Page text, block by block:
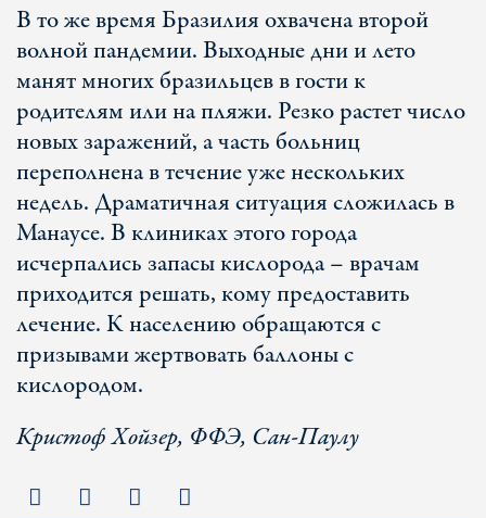
В то же время Бразилия охвачена второй
волной пандемии. Выходные дни и лето
манят многих бразильцев в гости к
родителям или на пляжи. Резко растет число
новых заражений, а часть больниц
переполнена в течение уже нескольких
недель. Драматичная ситуация сложилась в
Манаусе. В клиниках этого города
исчерпались запасы кислорода – врачам
приходится решать, кому предоставить
лечение. К населению обращаются с
призывами жертвовать баллоны с
кислородом.
Кристоф Хойзер, ФФЭ, Сан-Паулу